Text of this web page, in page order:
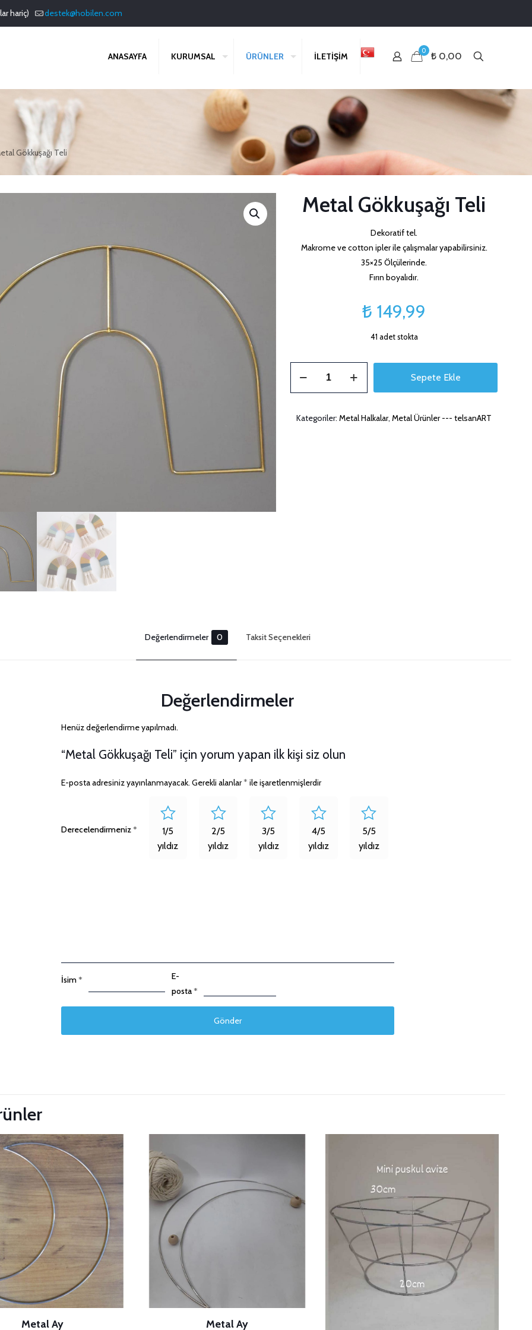
hariç) destek@hobilen.com
ANASAYFA KURUMSAL ÜRÜNLER İLETİŞİM
0 ₺ 0,00
Gökkuşağı Teli
Metal Gökkuşağı Teli
Dekoratif tel.
Makrome ve cotton ipler ile çalışmalar yapabilirsiniz.
35×25 Ölçülerinde.
Fırın boyalıdır.
₺ 149,99
41 adet stokta
adet
Sepete Ekle
Kategoriler:Metal Halkalar,Metal Ürünler --- telsanART
Değerlendirmeler 0 Taksit Seçenekleri
Değerlendirmeler
Henüz değerlendirme yapılmadı.
“Metal Gökkuşağı Teli” için yorum yapan ilk kişi siz olun
E-posta adresiniz yayınlanmayacak. Gerekli alanlar* ile işaretlenmişlerdir
Derecelendirmeniz*
1/5
yıldız
2/5
yıldız
3/5
yıldız
4/5
yıldız
5/5
yıldız
İsim*
E-
posta*
Metal Ay Metal Ay